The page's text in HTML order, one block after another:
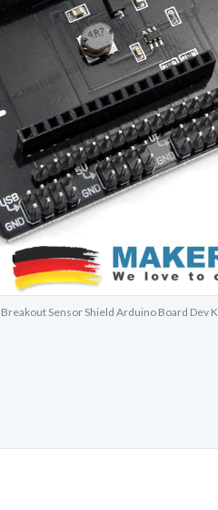
Sensor Shield Arduino Board Dev